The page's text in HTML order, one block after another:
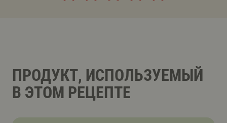
ПРОДУКТ, ИСПОЛЬЗУЕМЫЙ
В ЭТОМ РЕЦЕПТЕ